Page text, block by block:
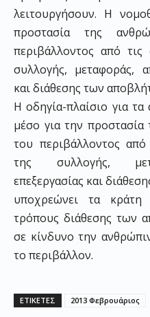
λειτουργήσουν. Η
προστασία της
περιβάλλοντος από τις
συλλογής, μεταφοράς,
και διάθεσης των
Η οδηγία-πλαίσιο για
μέσο για την προστασία
του περιβάλλοντος από
της συλλογής,
επεξεργασίας και
υποχρεώνει τα κράτη
τρόπους διάθεσης των
σε κίνδυνο την
το περιβάλλον.
ΕΤΙΚΕΤΕΣ 2013 Φεβρουάριος